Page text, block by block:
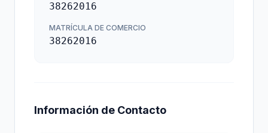
38262016
MATRÍCULA DE COMERCIO
38262016
Información de Contacto